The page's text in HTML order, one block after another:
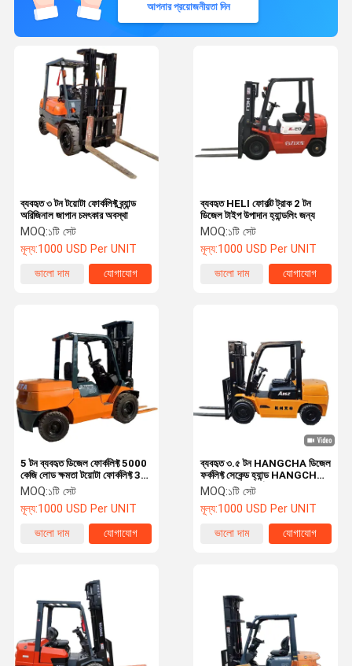
আপনার প্রয়োজনীয়তা দিন
ব্যবহৃত HELI ফোর্কল্ট ট্রাক 2 টন
ডিজেল টাইপ উপাদান হ্যান্ডলিং জন্য
MOQ:১টি সেট
মূল্য:1000 USD Per UNIT
ভালো দাম
যোগাযোগ
ব্যবহৃত ৩ টন টয়োটা ফোর্কলিফ্ট ব্র্যান্ড
অরিজিনাল জাপান চমৎকার অবস্থা
MOQ:১টি সেট
মূল্য:1000 USD Per UNIT
ভালো দাম
যোগাযোগ
ব্যবহৃত ৩.৫ টন HANGCHA ডিজেল
ফর্কলিফ্ট সেকেন্ড হ্যান্ড HANGCHA
A35 A35Z ফর্কলিফ্ট
MOQ:১টি সেট
মূল্য:1000 USD Per UNIT
ভালো দাম
যোগাযোগ
5 টন ব্যবহৃত ডিজেল ফোর্কলিফ্ট 5000
কেজি লোড ক্ষমতা টয়োটা ফোর্কলিফ্ট 3.5
টন
MOQ:১টি সেট
মূল্য:1000 USD Per UNIT
ভালো দাম
যোগাযোগ